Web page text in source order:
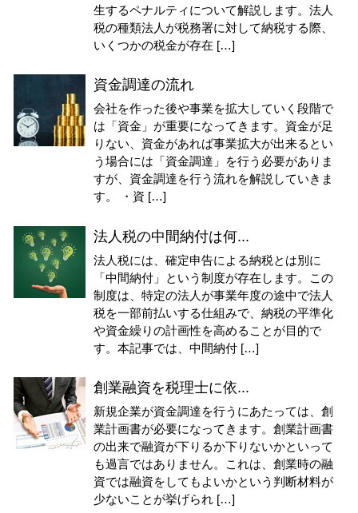
生するペナルティについて解説します。法人
税の種類法人が税務署に対して納税する際、
いくつかの税金が存在 […]
資金調達の流れ
会社を作った後や事業を拡大していく段階で
は「資金」が重要になってきます。資金が足
りない、資金があれば事業拡大が出来るとい
う場合には「資金調達」を行う必要がありま
すが、資金調達を行う流れを解説していきま
す。 ・資 […]
法人税の中間納付は何...
法人税には、確定申告による納税とは別に
「中間納付」という制度が存在します。この
制度は、特定の法人が事業年度の途中で法人
税を一部前払いする仕組みで、納税の平準化
や資金繰りの計画性を高めることが目的で
す。本記事では、中間納付 […]
創業融資を税理士に依...
新規企業が資金調達を行うにあたっては、創
業計画書が必要になってきます。創業計画書
の出来で融資が下りるか下りないかといって
も過言ではありません。これは、創業時の融
資では融資をしてもよいかという判断材料が
少ないことが挙げられ […]